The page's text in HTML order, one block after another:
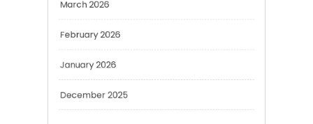
February 2026
January 2026